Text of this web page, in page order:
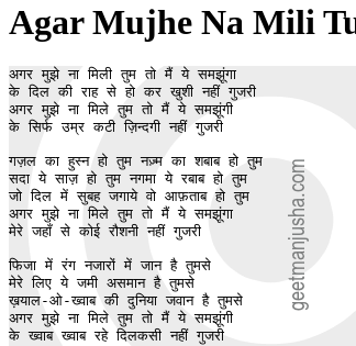
Agar Mujhe Na Mili
अगर मुझे ना मिली तुम तो मैं ये समझूंगा
के दिल की राह से हो कर खुशी नहीं गुजरी
अगर मुझे ना मिले तुम तो मैं ये समझूंगी
के सिर्फ उम्र कटी ज़िन्दगी नहीं गुजरी
गज़ल का हुस्न हो तुम नज़्म का शबाब हो तुम
सदा ये साज़ हो तुम नगमा ये रबाब हो तुम
जो दिल में सुबह जगाये वो आफ़ताब हो तुम
अगर मुझे ना मिले तुम तो मैं ये समझूंगा
मेरे जहाँ से कोई रौशनी नहीं गुजरी
फिजा में रंग नजारों में जान है तुमसे
मेरे लिए ये जमी असमान है तुमसे
ख़याल-ओ-ख्वाब की दुनिया जवान है तुमसे
अगर मुझे ना मिले तुम तो मैं ये समझूंगी
के ख्वाब ख्वाब रहे दिलकसी नहीं गुजरी